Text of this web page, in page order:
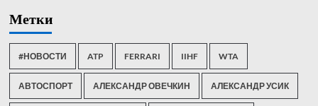
Метки
#НОВОСТИ ATP FERRARI IIHF WTA
АВТОСПОРТ АЛЕКСАНДР ОВЕЧКИН АЛЕКСАНДР УСИК